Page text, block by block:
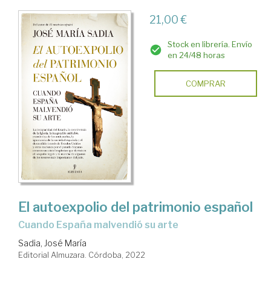
21,00 €
Stock en librería. Envío
en 24/48 horas
COMPRAR
El autoexpolio del patrimonio español
cuando España malvendió su arte
Sadia, José María
Editorial Almuzara. Córdoba, 2022